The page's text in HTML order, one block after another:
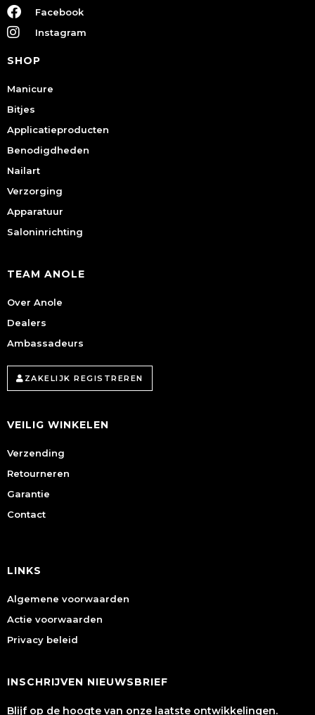
Facebook
Instagram
SHOP
Manicure
Bitjes
Applicatieproducten
Benodigdheden
Nailart
Verzorging
Apparatuur
Saloninrichting
TEAM ANOLE
Over Anole
Dealers
Ambassadeurs
ZAKELIJK REGISTREREN
VEILIG WINKELEN
Verzending
Retourneren
Garantie
Contact
LINKS
Algemene voorwaarden
Actie voorwaarden
Privacy beleid
INSCHRIJVEN NIEUWSBRIEF
Blijf op de hoogte van onze laatste ontwikkelingen.